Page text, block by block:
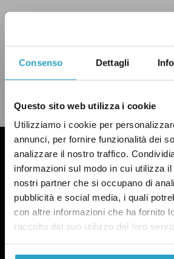
Consenso Dettagli
Questo sito web utilizza i cookie
Utilizziamo i cookie per
annunci, per fornire funzionalità dei
analizzare il nostro traffico.
informazioni sul modo in cui utilizza
nostri partner che si occupano di
pubblicità e social media, i quali
con altre informazioni che ha fornito
raccolto dal suo utilizzo dei loro
CONDIVIDI
facebook
LEGGI LA NOSTRA POLITICA DELLE